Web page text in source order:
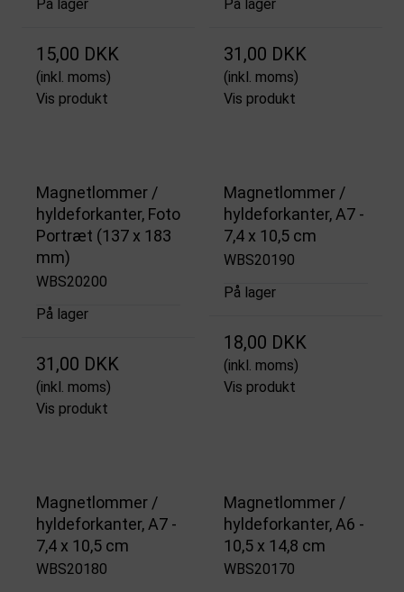
På lager
15,00 DKK
(inkl. moms)
Vis produkt
På lager
31,00 DKK
(inkl. moms)
Vis produkt
Magnetlommer /
hyldeforkanter, Foto
Portræt (137 x 183
mm)
WBS20200
På lager
31,00 DKK
(inkl. moms)
Vis produkt
Magnetlommer /
hyldeforkanter, A7 -
7,4 x 10,5 cm
WBS20190
På lager
18,00 DKK
(inkl. moms)
Vis produkt
Magnetlommer /
hyldeforkanter, A7 -
7,4 x 10,5 cm
WBS20180
Magnetlommer /
hyldeforkanter, A6 -
10,5 x 14,8 cm
WBS20170